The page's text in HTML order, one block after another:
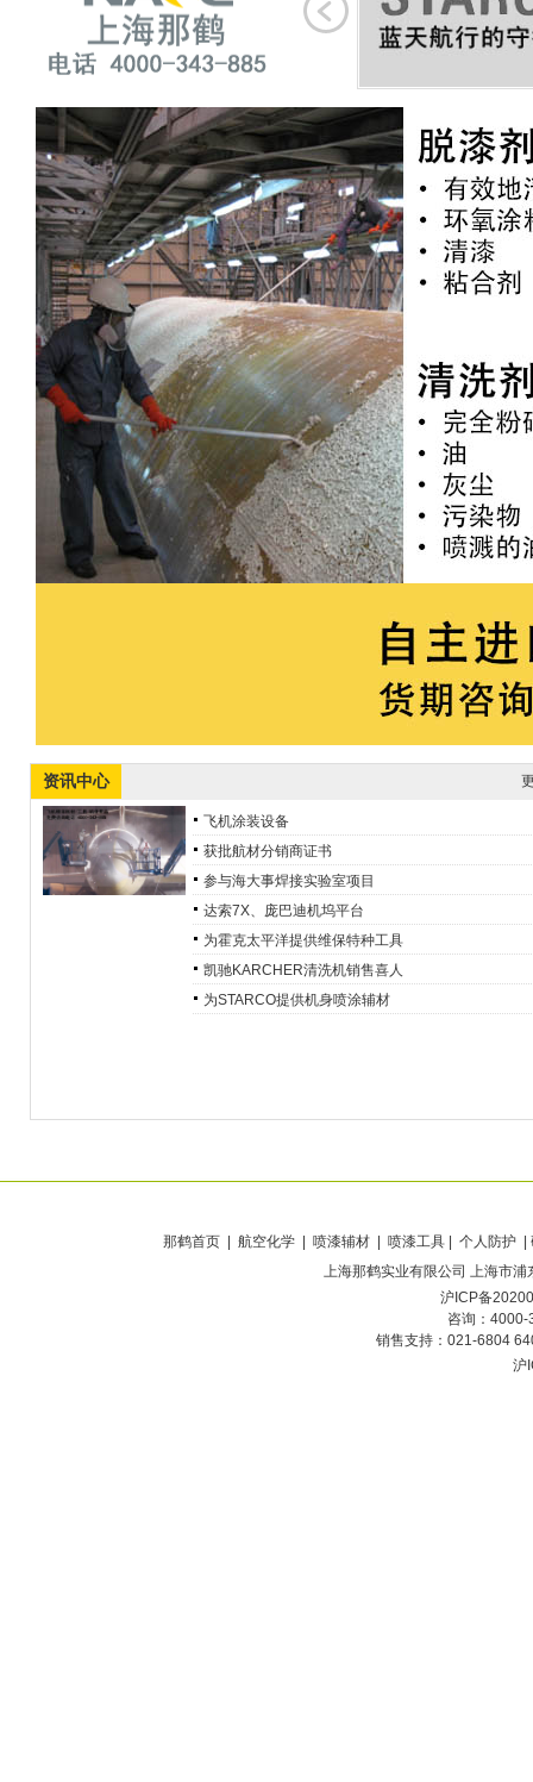
资讯中心
飞机涂装设备
获批航材分销商证书
参与海大事焊接实验室项目
达索7X、庞巴迪机坞平台
为霍克太平洋提供维保特种工具
凯驰KARCHER清洗机销售喜人
为STARCO提供机身喷涂辅材
那鹤首页
| 航空化学 | 喷漆辅材 | 喷漆工具 | 个人防
上海那鹤实业有限公司 上海市浦
沪ICP备
咨询：
销售支持：021-6804
沪